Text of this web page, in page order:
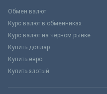
Обмен валют
Курс валют в обменниках
Курс валют на черном рынке
Купить доллар
Купить евро
Купить злотый